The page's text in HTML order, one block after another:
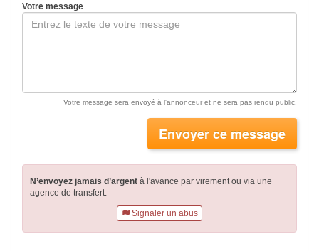
Votre message
Votre message sera envoyé à l'annonceur et ne sera pas rendu public.
Envoyer ce message
N’envoyez jamais d’argent à l'avance par virementou via une
agence de transfert.
Signaler un abus